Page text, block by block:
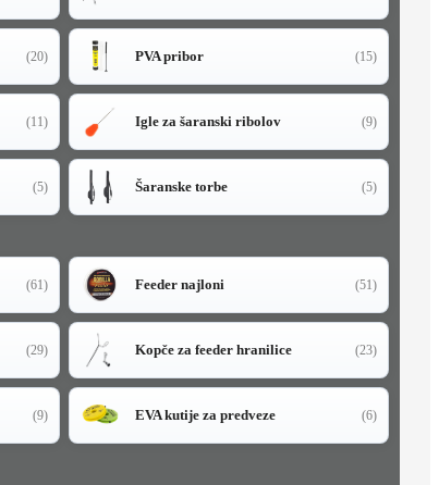
(20) PVA pribor (15)
(11) Igle za šaranski ribolov (9)
(5) Šaranske torbe (5)
(61) Feeder najloni (51)
(29) Kopče za feeder hranilice (23)
(9) EVA kutije za predveze (6)